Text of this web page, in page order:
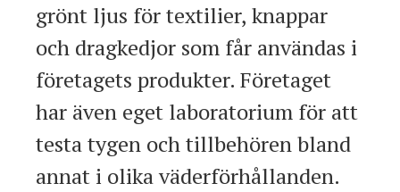
grönt ljus för textilier, knappar
och dragkedjor som får användas i
företagets produkter. Företaget
har även eget laboratorium för att
testa tygen och tillbehören bland
annat i olika väderförhållanden.